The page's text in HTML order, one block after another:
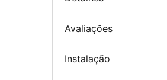
Avaliações
Instalação